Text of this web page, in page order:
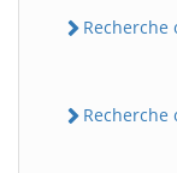
Recherche
Recherche